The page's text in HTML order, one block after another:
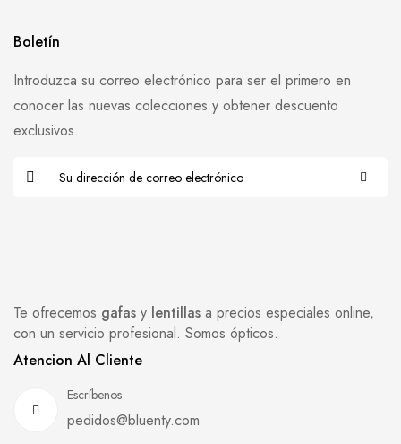
Te ofrecemos gafas y lentillas a precios especiales online,
con un servicio profesional. Somos ópticos.
Atencion Al Cliente
Escríbenos
pedidos@bluenty.com
Boletín
Introduzca su correo electrónico para ser el primero en
conocer las nuevas colecciones y obtener descuento
exclusivos.